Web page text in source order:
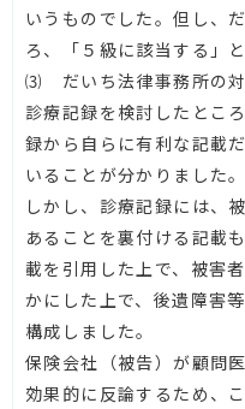
いうものでした。但し、
ろ、「５級に該当する」
⑶ だいち法律事務所の
診療記録を検討したとこ
録から自らに有利な記載
いることが分かりました。
しかし、診療記録には、
あることを裏付ける記載
載を引用した上で、被害
かにした上で、後遺障害
構成しました。
保険会社（被告）が顧問
効果的に反論するため、